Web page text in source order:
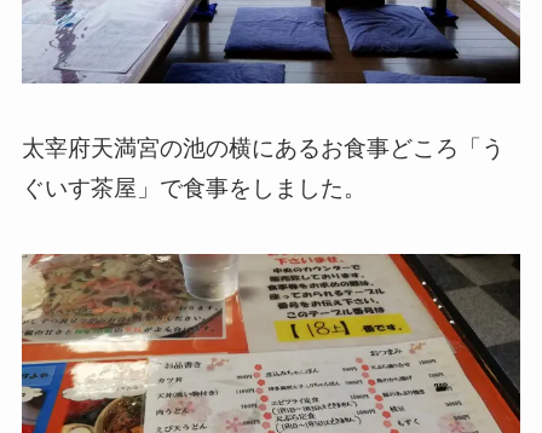
太宰府天満宮の池の横にあるお食事どころ「う
ぐいす茶屋」で食事をしました。